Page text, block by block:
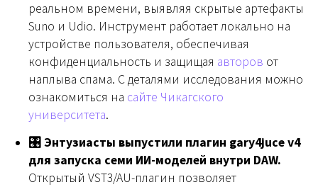
реальном времени, выявляя скрытые артефакты
Suno и Udio. Инструмент работает локально на
устройстве пользователя, обеспечивая
конфиденциальность и защищая авторов от
наплыва спама. С деталями исследования можно
ознакомиться на сайте Чикагского
университета.
🎛 Энтузиасты выпустили плагин gary4juce v4
для запуска семи ИИ-моделей внутри DAW.
Открытый VST3/AU-плагин позволяет